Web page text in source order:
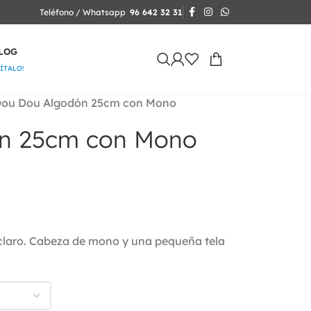
Teléfono / Whatsapp 96 642 32 31
Dou Algodón 25cm con Mono
25cm con Mono
Cabeza de mono y una pequeña tela